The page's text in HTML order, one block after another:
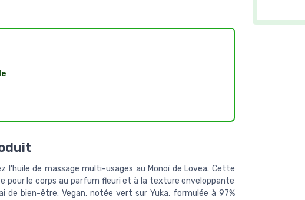
l'huile de massage multi-usages au Monoï de Lovea. Cette
pour le corps au parfum fleuri et à la texture enveloppante
de bien-être. Vegan, notée vert sur Yuka, formulée à 97%